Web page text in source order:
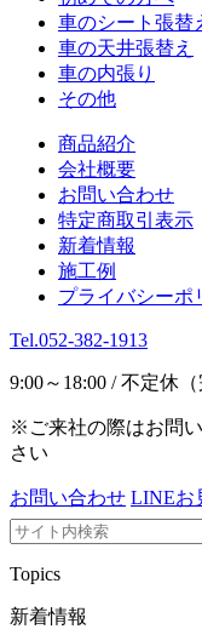
車のシート張替
車の天井張替え
車の内張り
その他
商品紹介
会社概要
お問い合わせ
特定商取引表示
新着情報
施工例
プライバシーポ
Tel.052-382-1913
9:00～18:00 / 不定休（
※ご来社の際はお問
さい
お問い合わせ LINEお
Topics
新着情報